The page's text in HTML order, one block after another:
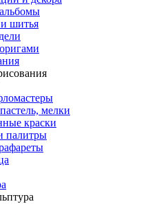
шитья
мелки
краски
палитры